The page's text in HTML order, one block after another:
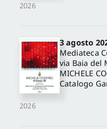
2026
2026
3 agosto
Mediateca
via Baia del
MICHELE
Catalogo